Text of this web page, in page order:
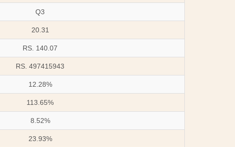
Q3
20.31
RS. 140.07
RS. 497415943
12.28%
113.65%
8.52%
23.93%